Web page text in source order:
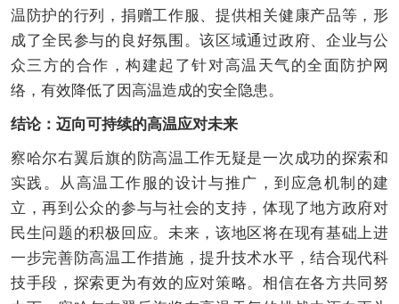
温防护的行列，捐赠工作服、提供相关健康产品等，形
成了全民参与的良好氛围。该区域通过政府、企业与公
众三方的合作，构建起了针对高温天气的全面防护网
络，有效降低了因高温造成的安全隐患。
结论：迈向可持续的高温应对未来
察哈尔右翼后旗的防高温工作无疑是一次成功的探索和
实践。从高温工作服的设计与推广，到应急机制的建
立，再到公众的参与与社会的支持，体现了地方政府对
民生问题的积极回应。未来，该地区将在现有基础上进
一步完善防高温工作措施，提升技术水平，结合现代科
技手段，探索更为有效的应对策略。相信在各方共同努